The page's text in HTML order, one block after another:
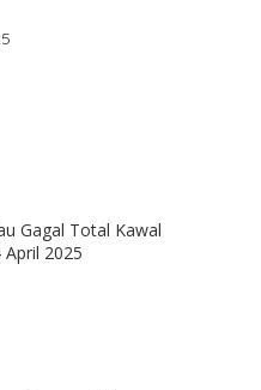
Gagal Total Kawal
2025